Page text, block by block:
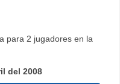
para 2 jugadores en la
del 2008